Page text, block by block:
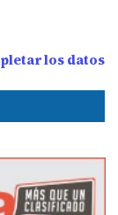
los datos